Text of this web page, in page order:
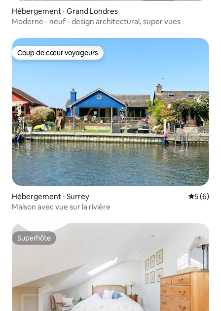
Hébergement ⋅ Grand Londres
Moderne - neuf - design architectural, super vues
Coup de cœur voyageurs
Coup de cœur voyageurs
Hébergement ⋅ Surrey
5 (6)
Maison avec vue sur la rivière
Superhôte
Superhôte